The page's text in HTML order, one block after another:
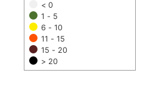
< 0
1 - 5
6 - 10
11 - 15
15 - 20
> 20